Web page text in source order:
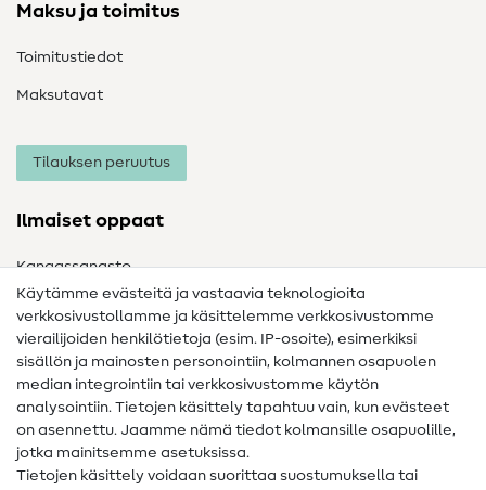
Maksu ja toimitus
Toimitustiedot
Maksutavat
Tilauksen peruutus
Ilmaiset oppaat
Kangassanasto
Ompelusanasto
Ompeluohjeet
Apua ja yhteystiedot
Yhteystiedot
Tietoa omistajanvaihdoksesta
Käytämme evästeitä ja vastaavia teknologioita
verkkosivustollamme ja käsittelemme verkkosivustomme
vierailijoiden henkilötietoja (esim. IP-osoite), esimerkiksi
sisällön ja mainosten personointiin, kolmannen osapuolen
median integrointiin tai verkkosivustomme käytön
analysointiin. Tietojen käsittely tapahtuu vain, kun evästeet
on asennettu. Jaamme nämä tiedot kolmansille osapuolille,
jotka mainitsemme asetuksissa.
Tietojen käsittely voidaan suorittaa suostumuksella tai